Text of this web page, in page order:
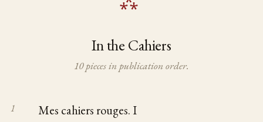
In the Cahiers
10 pieces in publication order.
Mes cahiers rouges. I